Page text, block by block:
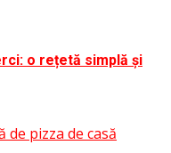
o rețetă simplă și
de pizza de casă